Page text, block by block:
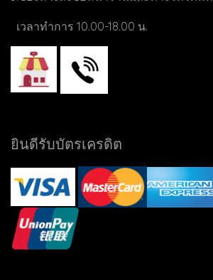
เวลาทำการ 10.00-18.00 น.
ยินดีรับบัตรเครดิต